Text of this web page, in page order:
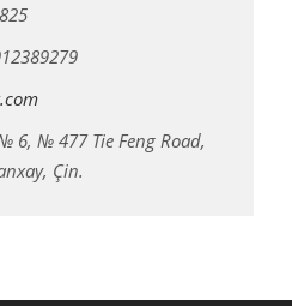
6, № 477 Tie Feng Road,
Çin.